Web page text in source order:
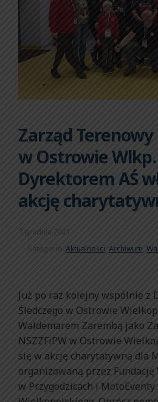
Zarząd Terenowy
w Ostrowie
Dyrektorem AŚ
akcję
7 grudnia 2021
Kategorie: Aktualności Archiwum,
Już po raz kolejny wspólnie z
Śledczego w Ostrowie
Waldemarem Zarembą jako
NSZZFiPW w Ostrowie
się w akcję charytatywną dla
organizowaną przez Fundację
w Przygodzicach i